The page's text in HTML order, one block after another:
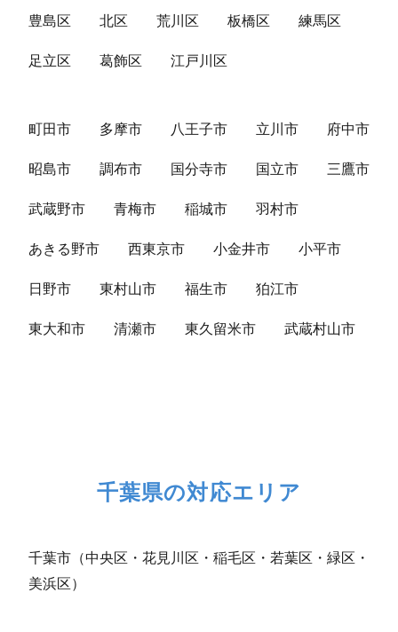
豊島区 北区 荒川区 板橋区 練馬区
足立区 葛飾区 江戸川区
町田市 多摩市 八王子市 立川市 府中市
昭島市 調布市 国分寺市 国立市 三鷹市
武蔵野市 青梅市 稲城市 羽村市
あきる野市 西東京市 小金井市 小平市
日野市 東村山市 福生市 狛江市
東大和市 清瀬市 東久留米市 武蔵村山市
千葉県の対応エリア
千葉市（中央区・花見川区・稲毛区・若葉区・緑区・
美浜区）